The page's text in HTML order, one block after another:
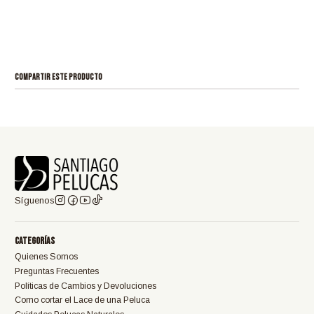
COMPARTIR ESTE PRODUCTO
Síguenos
Categorías
Quienes Somos
Preguntas Frecuentes
Políticas de Cambios y Devoluciones
Como cortar el Lace de una Peluca